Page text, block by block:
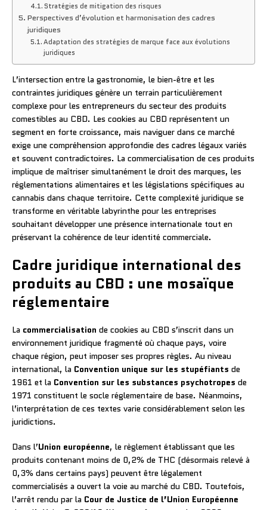
Stratégies de mitigation des risques
Perspectives d’évolution et harmonisation des cadres
juridiques
Adaptation des stratégies de marque face aux évolutions
juridiques
L’intersection entre la gastronomie, le bien-être et les
contraintes juridiques génère un terrain particulièrement
complexe pour les entrepreneurs du secteur des produits
comestibles au CBD. Les cookies au CBD représentent un
segment en forte croissance, mais naviguer dans ce marché
exige une compréhension approfondie des cadres légaux variés
et souvent contradictoires. La commercialisation de ces produits
implique de maîtriser simultanément le droit des marques, les
réglementations alimentaires et les législations spécifiques au
cannabis dans chaque territoire. Cette complexité juridique se
transforme en véritable labyrinthe pour les entreprises
souhaitant développer une présence internationale tout en
préservant la cohérence de leur identité commerciale.
Cadre juridique international des
produits au CBD : une mosaïque
réglementaire
La commercialisation de cookies au CBD s’inscrit dans un
environnement juridique fragmenté où chaque pays, voire
chaque région, peut imposer ses propres règles. Au niveau
international, la Convention unique sur les stupéfiants de
1961 et la Convention sur les substances psychotropes de
1971 constituent le socle réglementaire de base. Néanmoins,
l’interprétation de ces textes varie considérablement selon les
juridictions.
Dans l’Union européenne, le règlement établissant que les
produits contenant moins de 0,2% de THC (désormais relevé à
0,3% dans certains pays) peuvent être légalement
commercialisés a ouvert la voie au marché du CBD. Toutefois,
l’arrêt rendu par la Cour de Justice de l’Union Européenne